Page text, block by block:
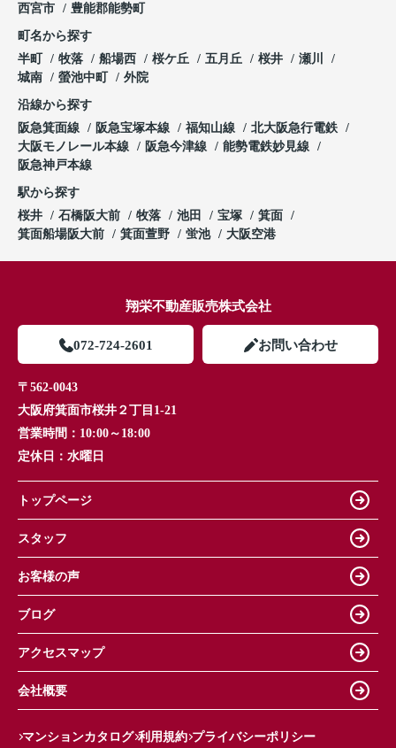
西宮市
豊能郡能勢町
町名から探す
半町
牧落 船場西 桜ケ丘 五月丘 桜井
瀬川
城南
螢池中町 外院
沿線から探す
阪急箕面線
阪急宝塚本線 福知山線
北大阪急行電鉄
大阪モノレール本線
阪急今津線
能勢電鉄妙見線
阪急神戸本線
駅から探す
桜井
石橋阪大前 牧落 池田 宝塚
箕面
箕面船場阪大前
箕面萱野 蛍池 大阪空港
翔栄不動産販売株式会社
072-724-2601 お問い合わせ
〒562-0043
大阪府箕面市桜井２丁目1-21
営業時間： 10:00～18:00
定休日： 水曜日
トップページ
スタッフ
お客様の声
ブログ
アクセスマップ
会社概要
マンションカタログ 利用規約 プライバシーポリシー